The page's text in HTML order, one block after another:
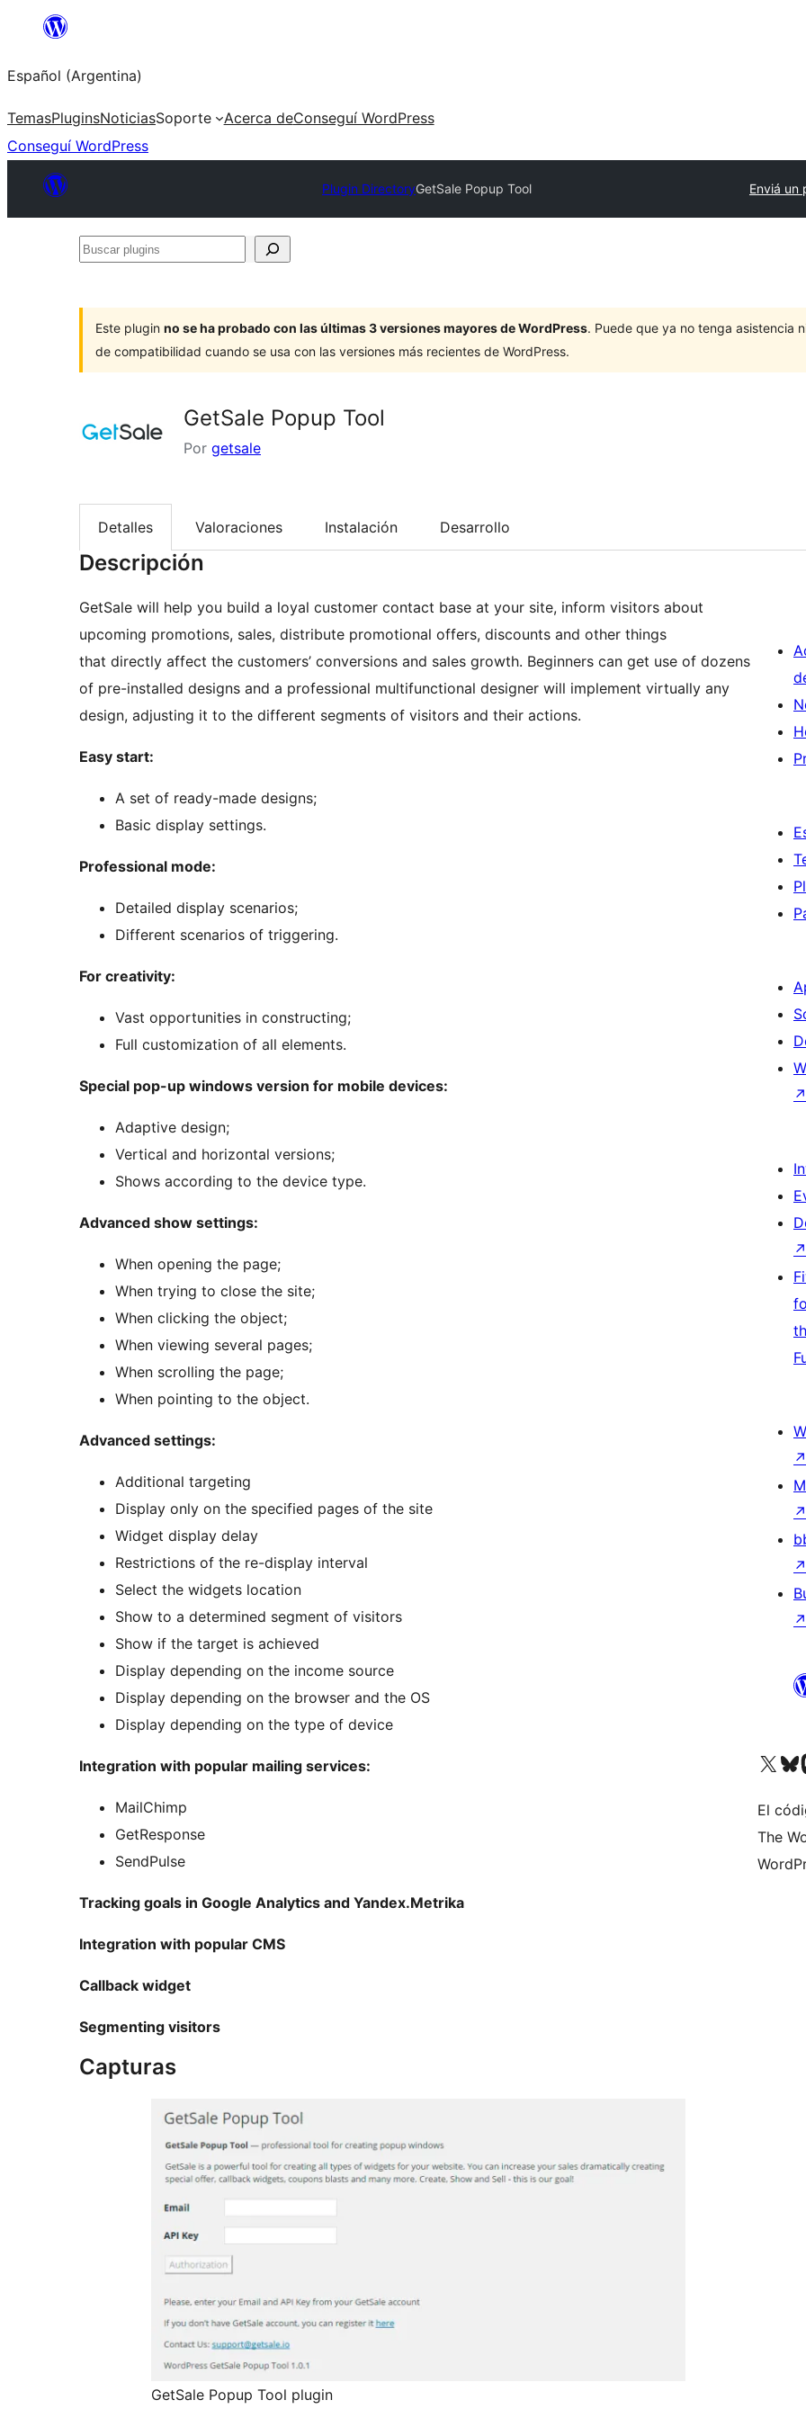
Saltar
contenido
Español (Argentina)
TemasPluginsNoticiasSoporte Acerca deConseguí WordPress
Conseguí WordPress
Plugin DirectoryGetSale Popup Tool Enviá un
Buscar
Este plugin no se ha probado con las últimas 3 versiones mayores de WordPress. Puede que ya no tenga asistencia
de compatibilidad cuando se usa con las versiones más recientes de WordPress.
GetSale Popup Tool
Por getsale
Detalles Valoraciones Instalación Desarrollo
Descripción
GetSale will help you build a loyal customer contact base at your site, inform visitors about
upcoming promotions, sales, distribute promotional offers, discounts and other things
that directly affect the customers’ conversions and sales growth. Beginners can get use of dozens
of pre-installed designs and a professional multifunctional designer will implement virtually any
design, adjusting it to the different segments of visitors and their actions.
Easy start:
A set of ready-made designs;
Basic display settings.
Professional mode:
Detailed display scenarios;
Different scenarios of triggering.
For creativity:
Vast opportunities in constructing;
Full customization of all elements.
Special pop-up windows version for mobile devices:
Adaptive design;
Vertical and horizontal versions;
Shows according to the device type.
Advanced show settings:
When opening the page;
When trying to close the site;
When clicking the object;
When viewing several pages;
When scrolling the page;
When pointing to the object.
Advanced settings:
Additional targeting
Display only on the specified pages of the site
Widget display delay
Restrictions of the re-display interval
Select the widgets location
Show to a determined segment of visitors
Show if the target is achieved
Display depending on the income source
Display depending on the browser and the OS
Display depending on the type of device
Integration with popular mailing services:
MailChimp
GetResponse
SendPulse
Tracking goals in Google Analytics and Yandex.Metrika
Integration with popular CMS
Callback widget
Segmenting visitors
Capturas
GetSale Popup Tool plugin
↗
↗
↗
↗
↗
↗
Visitá nuestra cuenta de
Visitá
El
The